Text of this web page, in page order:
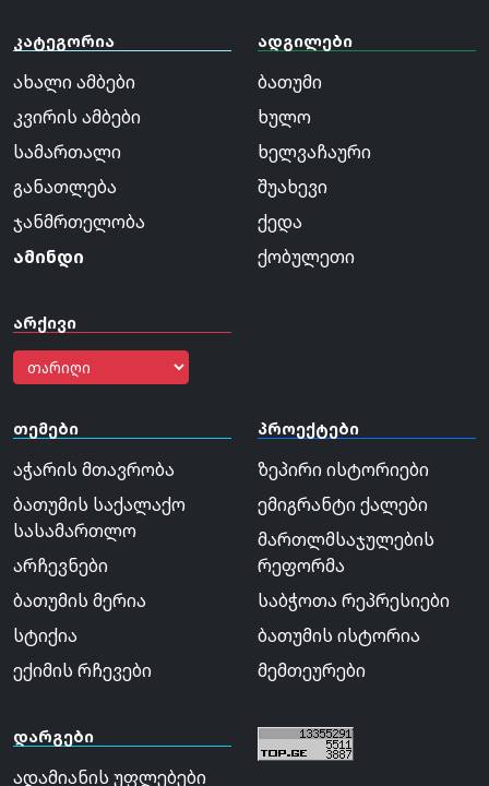
კატეგორია
ახალი ამბები
კვირის ამბები
სამართალი
განათლება
ჯანმრთელობა
ამინდი
არქივი
ადგილები
ბათუმი
ხულო
ხელვაჩაური
შუახევი
ქედა
ქობულეთი
თემები
აჭარის მთავრობა
ბათუმის საქალაქო
სასამართლო
არჩევნები
ბათუმის მერია
სტიქია
ექიმის რჩევები
პროექტები
ზეპირი ისტორიები
ემიგრანტი ქალები
მართლმსაჯულების
რეფორმა
საბჭოთა რეპრესიები
ბათუმის ისტორია
მემთეურები
დარგები
ადამიანის უფლებები